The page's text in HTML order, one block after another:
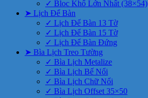
✓ Bloc Khổ Lớn Nhất (38×54)
➤ Lịch Để Bàn
✓ Lịch Để Bàn 13 Tờ
✓ Lịch Để Bàn 15 Tờ
✓ Lịch Để Bàn Đứng
➤ Bìa Lịch Treo Tường
✓ Bìa Lịch Metalize
✓ Bìa Lịch Bế Nổi
✓ Bìa Lịch Chữ Nổi
✓ Bìa Lịch Offset 35×50